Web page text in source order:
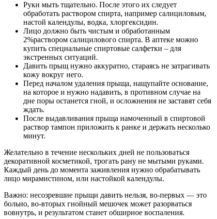
Руки мыть тщательно. После этого их следует
обработать раствором спирта, например салициловым,
настой календулы, водка, хлоргексидин.
Лицо должно быть чистым и обработанным
2%раствором салицилового спирта. В аптеке можно
купить специальные спиртовые салфетки – для
экстренных ситуаций.
Давить прыщ нужно аккуратно, стараясь не затрагивать
кожу вокруг него.
Перед началом удаления прыща, нащупайте основание,
на которое и нужно надавить, в противном случае на
дне поры останется гной, и осложнения не заставят себя
ждать.
После выдавливания прыща намоченный в спиртовой
раствор тампон приложить к ранке и держать несколько
минут.
Желательно в течение нескольких дней не пользоваться
декоративной косметикой, трогать рану не мытыми руками.
Каждый день до момента заживления нужно обрабатывать
лицо мирамистином, или настойкой календулы.
Важно: несозревшие прыщи давить нельзя, во-первых — это
больно, во-вторых гнойный мешочек может разорваться
вовнутрь, и результатом станет обширное воспаления.